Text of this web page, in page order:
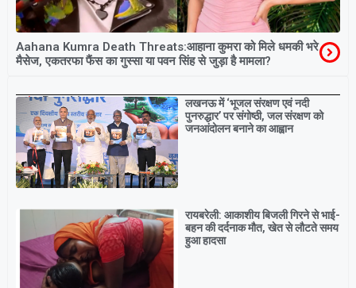
Aahana Kumra Death Threats:आहाना कुमरा को मिले धमकी भरे
मैसेज, एकतरफा फैंस का गुस्सा या पवन सिंह से जुड़ा है मामला?
Breaking
लखनऊ में ‘भूजल संरक्षण एवं नदी
पुनरुद्धार’ पर संगोष्ठी, जल संरक्षण को
जनआंदोलन बनाने का आह्वान
रायबरेली: आकाशीय बिजली गिरने से भाई-
बहन की दर्दनाक मौत, खेत से लौटते समय
हुआ हादसा